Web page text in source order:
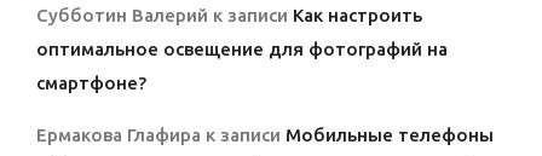
Субботин Валерий к записи Как настроить
оптимальное освещение для фотографий на
смартфоне?
Ермакова Глафира к записи Мобильные телефоны